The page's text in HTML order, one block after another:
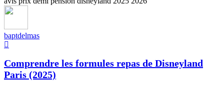
baptdelmas
Comprendre les formules repas de Disneyland
Paris (2025)